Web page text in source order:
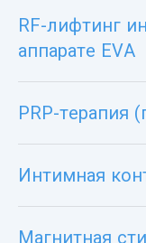
RF-лифтинг
аппарате EVA
PRP-терапия
Интимная
Магнитная